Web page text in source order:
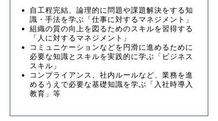
自工程完結、論理的に問題や課題解決をする知
識・手法を学ぶ「仕事に対するマネジメント」
組織の質の向上を図るためのスキルを習得する
「人に対するマネジメント」
コミュニケーションなどを円滑に進めるために
必要な知識とスキルを実践的に学ぶ「ビジネス
スキル」
コンプライアンス、社内ルールなど、業務を進
めるうえで必要な基礎知識を学ぶ「入社時導入
教育」等